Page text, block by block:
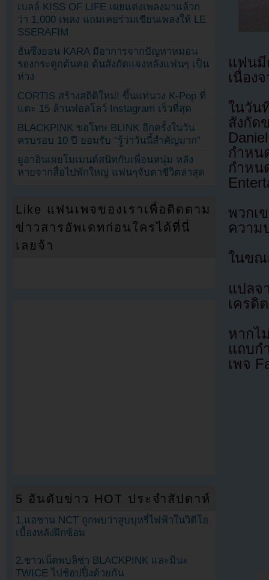
แฟนมี
เนื่อง
ในวัน
สังกัด
กำหน
กำหน
พวกเ
ความ
ในขณ
แปล
เครดิ
หากไ
แถบก
เพจ
เบลล์ KISS OF LIFE เผยแต่งเพลงมาแล้วก
ว่า 1,000 เพลง แถมเคยร่วมเขียนเพลงให้ LE
SSERAFIM
ฮันซึงยอน KARA มีอาการจากปัญหาหมอน
รองกระดูกต้นคอ ต้นสังกัดแจงหลังแฟนๆ เป็น
ห่วง
CORTIS สร้างสถิติใหม่! ขึ้นแท่นวง K-Pop ที่
แตะ 15 ล้านฟอลโลว์ Instagram เร็วที่สุด
BLACKPINK ขอโทษ BLINK อีกครั้งในวัน
ครบรอบ 10 ปี ยอมรับ “รู้ว่าวันนี้สำคัญมาก”
ยูอาอินเผยโมเมนต์สนิทกับเพื่อนหนุ่ม หลัง
หายจากสื่อไปพักใหญ่ แฟนๆจับตาชีวิตล่าสุด
Like แฟนเพจของเราเพื่อติดตาม
ข่าวสารอัพเดทก่อนใครได้ที่นี่
เลยจ้า
5 อันดับข่าว HOT ประจำสัปดาห์
1.แฮชาน NCT ถูกพบว่าสูบบุหรี่ไฟฟ้าในวิดีโอ
เบื้องหลังฝึกซ้อม
2.ชาวเน็ตพบลิซ่า BLACKPINK และมินะ
TWICE ไปช้อปปิ้งด้วยกัน